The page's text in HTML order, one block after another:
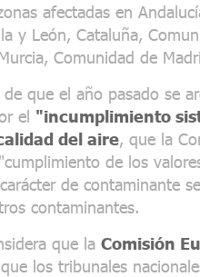
afectadas en
y León, Cataluña,
Comunidad de
que el año pasado se
el "incumplimiento
del aire, que la
de los
de contaminante
contaminantes.
que la Comisión
los tribunales